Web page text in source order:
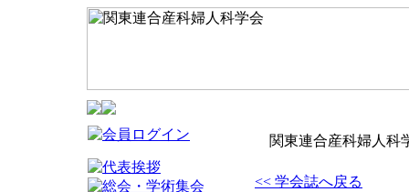
関東連合産科婦人科
<< 学会誌へ戻る